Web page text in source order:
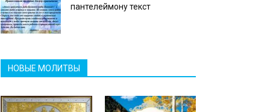
пантелеймону текст
НОВЫЕ МОЛИТВЫ